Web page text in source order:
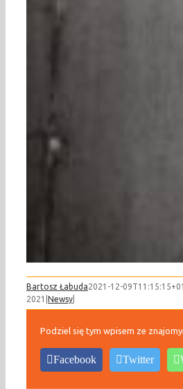
Bartosz Łabuda2021-12-
2021
Newsy
Podziel się tym wpisem ze
Facebook Twitter